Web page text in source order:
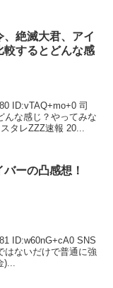
、絶滅大君、アイ
較するとどんな感
ID:vTAQ+mo+0 司
んな感じ？やってみな
タレZZZ速報 20...
バーの凸感想！
ID:w60nG+cA0 SNS
はないだけで普通に強